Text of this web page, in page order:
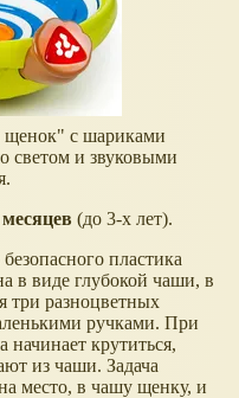
с шариками
светом и звуковыми
(до 3-х лет).
пластика
в виде глубокой чаши, в
три разноцветных
ручками. При
крутиться,
из чаши. Задача
место, в чашу щенку, и